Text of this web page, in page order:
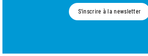
S’inscrire à la newsletter